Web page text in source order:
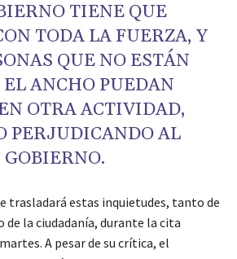
TIENE QUE
TODA LA FUERZA, Y
QUE NO ESTÁN
ANCHO PUEDAN
OTRA ACTIVIDAD,
PERJUDICANDO AL
GOBIERNO.
trasladará estas inquietudes, tanto de
de la ciudadanía, durante la cita
A pesar de su crítica, el